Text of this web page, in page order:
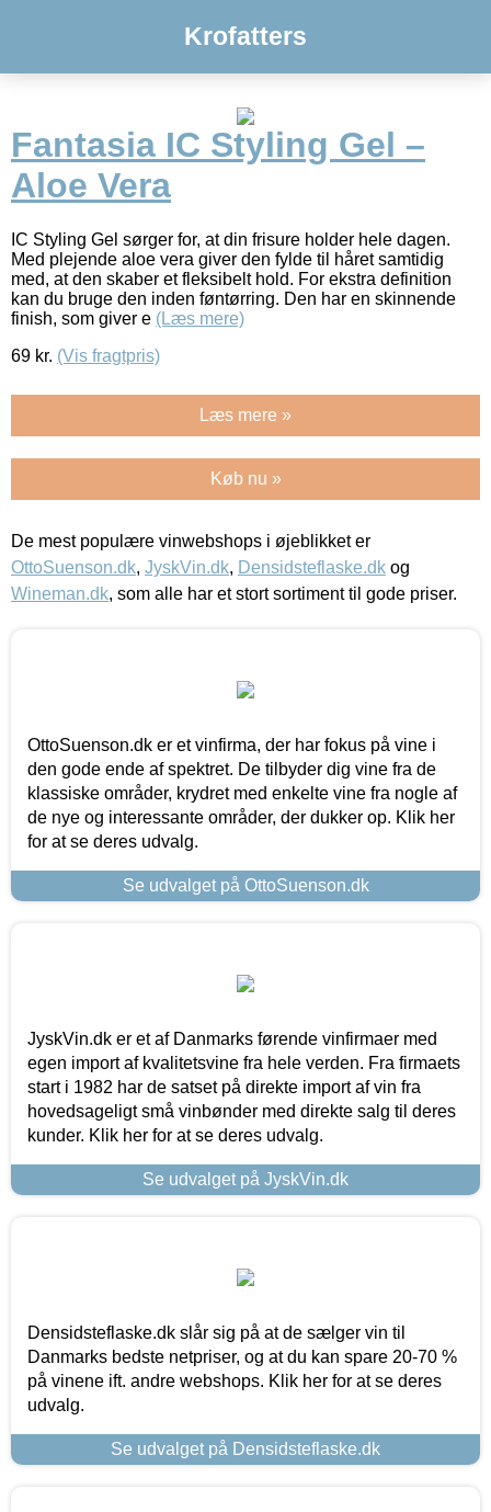
Krofatters
Fantasia IC Styling Gel –
Aloe Vera
IC Styling Gel sørger for, at din frisure holder hele dagen.
Med plejende aloe vera giver den fylde til håret samtidig
med, at den skaber et fleksibelt hold. For ekstra definition
kan du bruge den inden føntørring. Den har en skinnende
finish, som giver e (Læs mere)
69 kr. (Vis fragtpris)
Læs mere »
Køb nu »
De mest populære vinwebshops i øjeblikket er
OttoSuenson.dk, JyskVin.dk, Densidsteflaske.dk og
Wineman.dk, som alle har et stort sortiment til gode priser.
OttoSuenson.dk er et vinfirma, der har fokus på vine i
den gode ende af spektret. De tilbyder dig vine fra de
klassiske områder, krydret med enkelte vine fra nogle af
de nye og interessante områder, der dukker op. Klik her
for at se deres udvalg.
Se udvalget på OttoSuenson.dk
JyskVin.dk er et af Danmarks førende vinfirmaer med
egen import af kvalitetsvine fra hele verden. Fra firmaets
start i 1982 har de satset på direkte import af vin fra
hovedsageligt små vinbønder med direkte salg til deres
kunder. Klik her for at se deres udvalg.
Se udvalget på JyskVin.dk
Densidsteflaske.dk slår sig på at de sælger vin til
Danmarks bedste netpriser, og at du kan spare 20-70 %
på vinene ift. andre webshops. Klik her for at se deres
udvalg.
Se udvalget på Densidsteflaske.dk